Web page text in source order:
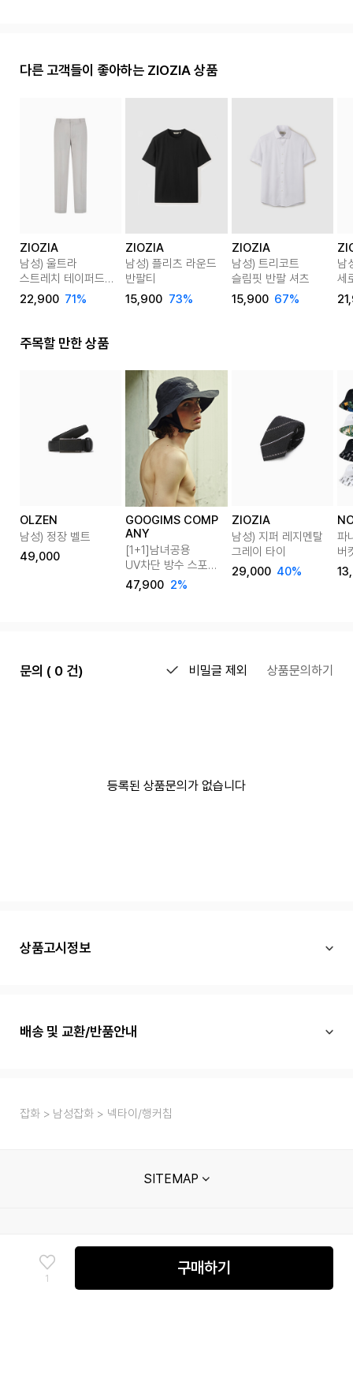
다른 고객들이 좋아하는 ZIOZIA 상품
ZIOZIA
남성) 울트라
스트레치 테이퍼드
핏 팬츠
22,900 71%
ZIOZIA
남성) 플리츠 라운드
반팔티
15,900 73%
ZIOZIA
남성) 트리코트
슬림핏 반팔 셔츠
15,900 67%
남
세
카
주목할 만한 상품
OLZEN
남성) 정장 벨트
49,000
GOOGIMS COMP
ANY
[1+1]남녀공용
UV차단 방수 스포츠
아웃도어 서핑모자
서핑햇 모자 11종
47,900 2%
ZIOZIA
남성) 지퍼 레지멘탈
그레이 타이
29,000 40%
파
버
문의 ( 0 건) 비밀글 제외 상품문의하기
등록된 상품문의가 없습니다
상품고시정보
배송 및 교환/반품안내
잡화 남성잡화 넥타이/행커칩
1
구매하기
SITEMAP
신성통상㈜ 사업자정보